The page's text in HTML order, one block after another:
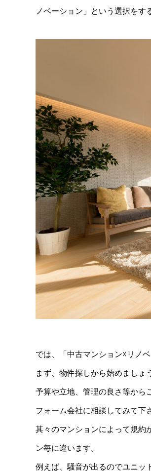
ノベーション」という選択をす
では、「中古マンション☓リノ
まず、物件探しから始めましょう
予算や立地、管理の良さ等から
フォーム会社に相談してみて下
其々のマンションによって規約
ン毎に違います。
例えば、騒音が出るのでユニッ